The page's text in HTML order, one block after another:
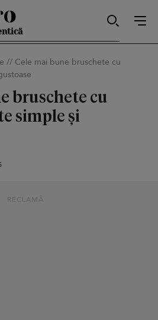
// Cele mai bune bruschete cu
bruschete cu
simple și
RECLAMĂ